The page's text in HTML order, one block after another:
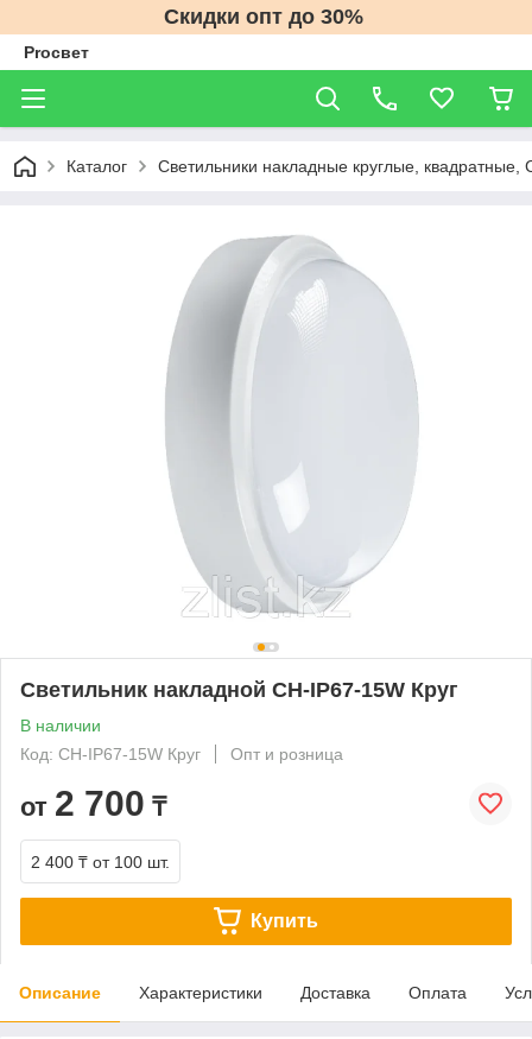
Скидки опт до 30%
Proсвет
Каталог Светильники накладные круглые, квадратные,
Светильник накладной СН-IP67-15W Круг
В наличии
Код: СН-IP67-15W Круг
Опт и розница
от 2 700 ₸
2 400 ₸ от 100 шт.
Купить
Описание Характеристики Доставка Оплата